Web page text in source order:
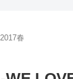
剣客浪漫譚- 京
2017春